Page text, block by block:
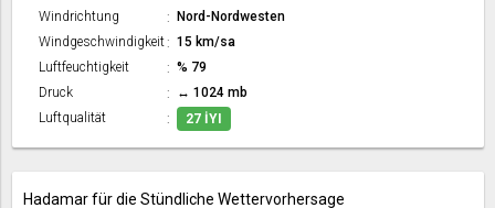
Windrichtung
Nord-Nordwesten
Windgeschwindigkeit
15 km/sa
Luftfeuchtigkeit
% 79
Druck
↔ 1024 mb
Luftqualität
27 İYI
Hadamar für die Stündliche Wettervorhersage